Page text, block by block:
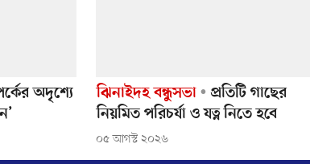
অদৃশ্যে
ঝিনাইদহ বন্ধুসভা
প্রতিটি গাছের
নিয়মিত পরিচর্যা ও যত্ন নিতে হবে
০৫ আগস্ট ২০২৬